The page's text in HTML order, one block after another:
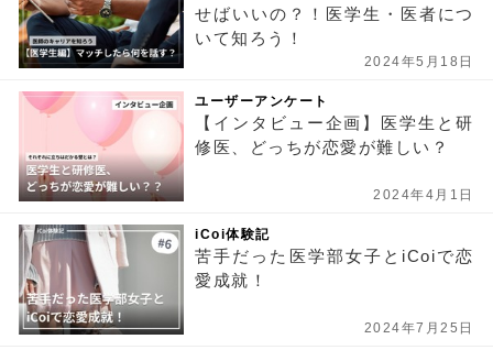
せばいいの？！医学生・医者につ
いて知ろう！
2024年5月18日
ユーザーアンケート
【インタビュー企画】医学生と研
修医、どっちが恋愛が難しい？
2024年4月1日
iCoi体験記
苦手だった医学部女子とiCoiで恋
愛成就！
2024年7月25日